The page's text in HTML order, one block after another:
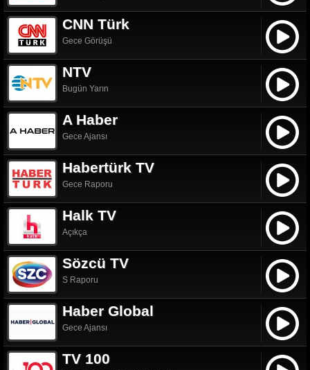
CNN Türk
Gece Görüşü
NTV
Bugün Yarın
A Haber
Gece Ajansı
Habertürk TV
Gece Raporu
Halk TV
Açıkça
Sözcü TV
S Raporu
Haber Global
Gece Ajansı
TV 100